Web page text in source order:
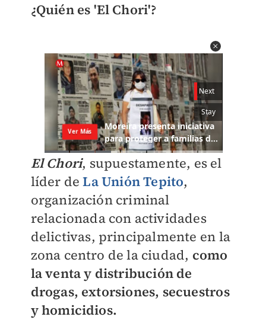
¿Quién es 'El Chori'?
El Chori, supuestamente, es el
líder deLa Unión Tepito,
organización criminal
relacionada con actividades
delictivas, principalmente en la
zona centro de la ciudad, como
la venta y distribución de
drogas, extorsiones, secuestros
y homicidios.